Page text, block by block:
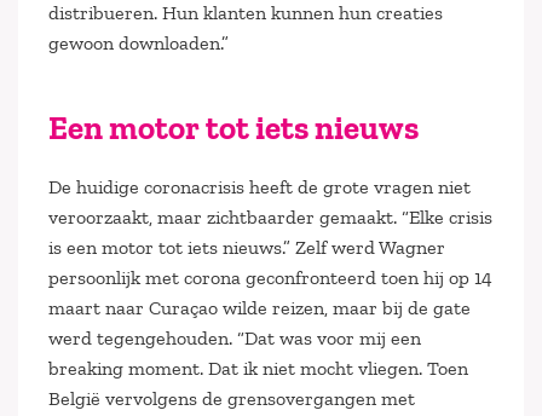
distribueren. Hun klanten kunnen hun creaties
gewoon downloaden.”
Een motor tot iets nieuws
De huidige coronacrisis heeft de grote vragen niet
veroorzaakt, maar zichtbaarder gemaakt. “Elke crisis
is een motor tot iets nieuws.” Zelf werd Wagner
persoonlijk met corona geconfronteerd toen hij op 14
maart naar Curaçao wilde reizen, maar bij de gate
werd tegengehouden. “Dat was voor mij een
breaking moment. Dat ik niet mocht vliegen. Toen
België vervolgens de grensovergangen met